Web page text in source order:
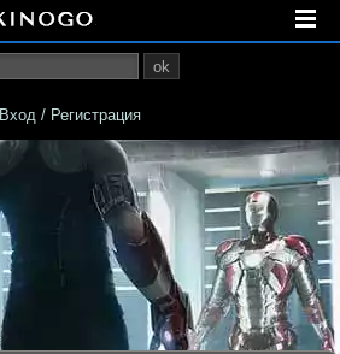
ok
Вход / Регистрация